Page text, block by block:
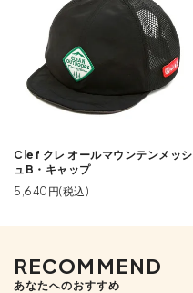
Clef クレ オールマウンテンメッシ
ュB・キャップ
5,640円(税込)
RECOMMEND
あなたへのおすすめ